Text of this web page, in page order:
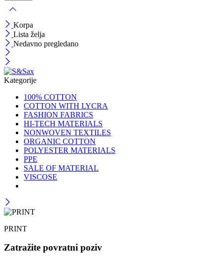
Korpa
Lista želja
Nedavno pregledano
Kategorije
100% COTTON
COTTON WITH LYCRA
FASHION FABRICS
HI-TECH MATERIALS
NONWOVEN TEXTILES
ORGANIC COTTON
POLYESTER MATERIALS
PPE
SALE OF MATERIAL
VISCOSE
PRINT
Zatražite povratni poziv